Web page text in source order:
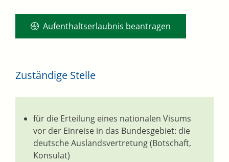
Aufenthaltserlaubnis beantragen
Zuständige Stelle
für die Erteilung eines nationalen Visums
vor der Einreise in das Bundesgebiet: die
deutsche Auslandsvertretung (Botschaft,
Konsulat)